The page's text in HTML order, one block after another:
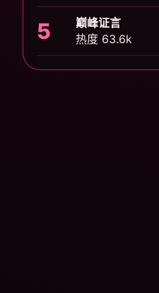
5
巅峰证言
热度 63.6k